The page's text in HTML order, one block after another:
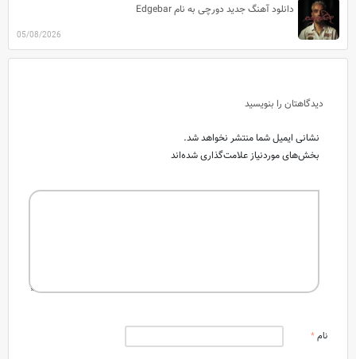
دانلود آهنگ جدید دورچی به نام Edgebar
05/08/2026
دیدگاهتان را بنویسید
نشانی ایمیل شما منتشر نخواهد شد.
بخش‌های موردنیاز علامت‌گذاری شده‌اند
نام*